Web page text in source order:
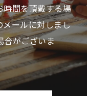
間を頂戴する場
メールに対しまし
合がございま